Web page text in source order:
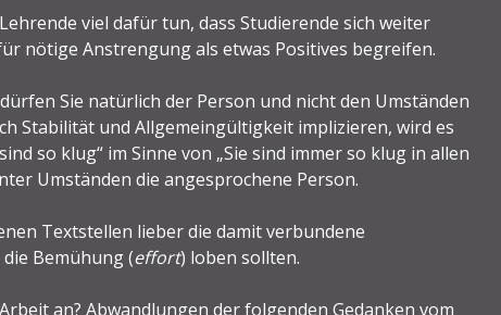
viel dafür tun, dass Studierende sich weiter
nötige Anstrengung als etwas Positives begreifen.
Sie natürlich der Person und nicht den Umständen
Stabilität und Allgemeingültigkeit implizieren, wird es
so klug“ im Sinne von „Sie sind immer so klug in allen
Umständen die angesprochene Person.
Textstellen lieber die damit verbundene
Bemühung (effort) loben sollten.
an? Abwandlungen der folgenden Gedanken vom